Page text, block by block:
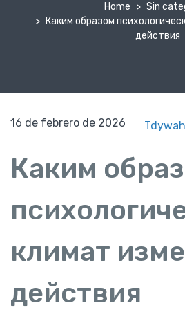
Home
Sin
Каким образом
действия
16 de febrero de 2026
Каким
климат
действия